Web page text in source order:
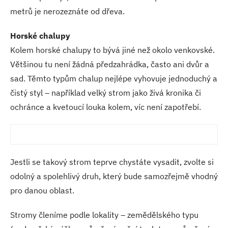
metrů je nerozeznáte od dřeva.
Horské chalupy
Kolem horské chalupy to bývá jiné než okolo venkovské.
Většinou tu není žádná předzahrádka, často ani dvůr a
sad. Těmto typům chalup nejlépe vyhovuje jednoduchý a
čistý styl – například velký strom jako živá kronika či
ochránce a kvetoucí louka kolem, víc není zapotřebí.
Jestli se takový strom teprve chystáte vysadit, zvolte si
odolný a spolehlivý druh, který bude samozřejmě vhodný
pro danou oblast.
Stromy členíme podle lokality – zemědělského typu